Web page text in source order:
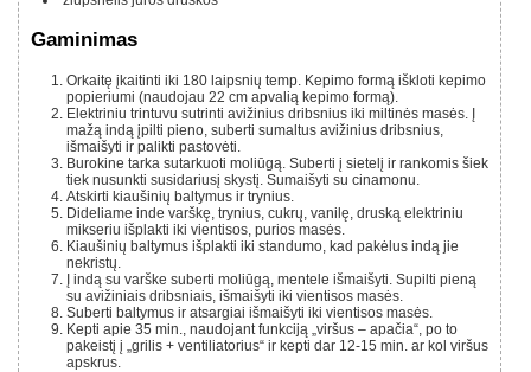
Gaminimas
Orkaitę įkaitinti iki 180 laipsnių temp. Kepimo formą iškloti kepimo
popieriumi (naudojau 22 cm apvalią kepimo formą).
Elektriniu trintuvu sutrinti avižinius dribsnius iki miltinės masės. Į
mažą indą įpilti pieno, suberti sumaltus avižinius dribsnius,
išmaišyti ir palikti pastovėti.
Burokine tarka sutarkuoti moliūgą. Suberti į sietelį ir rankomis šiek
tiek nusunkti susidariusį skystį. Sumaišyti su cinamonu.
Atskirti kiaušinių baltymus ir trynius.
Dideliame inde varškę, trynius, cukrų, vanilę, druską elektriniu
mikseriu išplakti iki vientisos, purios masės.
Kiaušinių baltymus išplakti iki standumo, kad pakėlus indą jie
nekristų.
su avižiniais dribsniais, išmaišyti iki vientisos masės.
Suberti baltymus ir atsargiai išmaišyti iki vientisos masės.
Kepti apie 35 min., naudojant funkciją „viršus – apačia“, po to
pakeistį į „grilis + ventiliatorius“ ir kepti dar 12-15 min. ar kol viršus
apskrus.